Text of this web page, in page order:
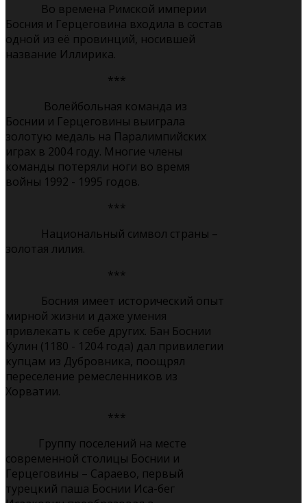
Во времена Римской империи
Босния и Герцеговина входила в состав
одной из её провинций, носившей
название Иллирика.
***
Волейбольная команда из
Боснии и Герцеговины выиграла
золотую медаль на Паралимпийских
играх в 2004 году. Многие члены
команды потеряли ноги во время
войны 1992 - 1995 годов.
***
Национальный символ страны –
золотая лилия.
***
Босния имеет исторический опыт
мирной жизни и даже умения
привлекать к себе других. Бан Боснии
Кулин (1180 - 1204 года) дал привилегии
купцам из Дубровника, поощрял
переселение ремесленников из
Хорватии.
***
Группу поселений на месте
современной столицы Боснии и
Герцеговины – Сараево, первый
турецкий паша Боснии Иса-бег